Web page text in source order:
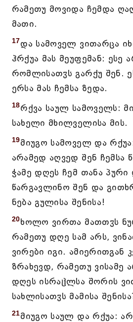
რამეთუ მოვიდა ჩემდა
მათი.
17და სამოველ ვითარცა
ჰრქუა მას მეუფემან: ესე
რომლისათჳს გარქუ შენ.
ერსა მას ჩემსა ზედა.
18რქვა საულ სამოველს:
სახელი მხილველისა მის.
19მიუგო სამოველ და
არამედ აღვედ შენ ჩემსა
ჭამე დღეს ჩემ თანა პური
წარგავლინო შენ და
ნება გულისა შენისა!
20ხოლო ვირთა მათთჳს
რამეთუ დღე სამ არს,
ვირები იგი. ამიერითგან
ზრახევდ, რამეთუ ვისამე
დღეს ისრაჱლსა შორის
სახლისათჳს მამისა
21მიუგო საულ და რქუა: